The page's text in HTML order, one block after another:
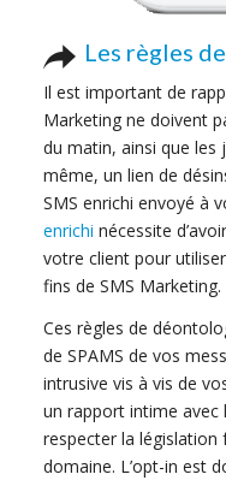
Les règles
Il est important de
Marketing ne doivent
du matin, ainsi que les
même, un lien de
SMS enrichi envoyé à
enrichi nécessite
votre client pour
fins de SMS Marketing.
Ces règles de
de SPAMS de vos
intrusive vis à vis de
un rapport intime avec
respecter la législation
domaine. L’opt-in est